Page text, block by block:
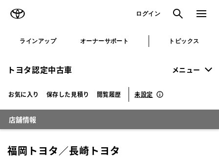
ログイン 検索 メニュ
ラインアップ オーナーサポート トピックス
トヨタ認定中古車 メニュー
お気に入り 保存した見積り 閲覧履歴 未設定
店舗情報
福岡トヨタ／長崎トヨタ